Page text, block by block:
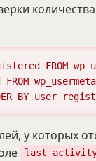
FROM
BY
у которых